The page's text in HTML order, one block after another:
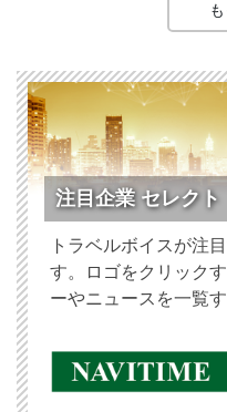
注目企業 セレクト
トラベルボイスが注
す。ロゴをクリック
ーやニュースを一覧